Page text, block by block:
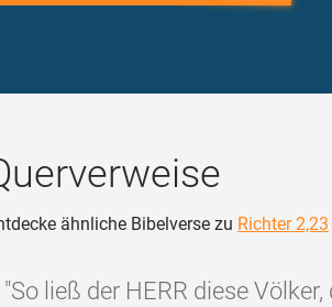
ähnliche Bibelverse zu Richter 2,23
"So ließ der HERR diese